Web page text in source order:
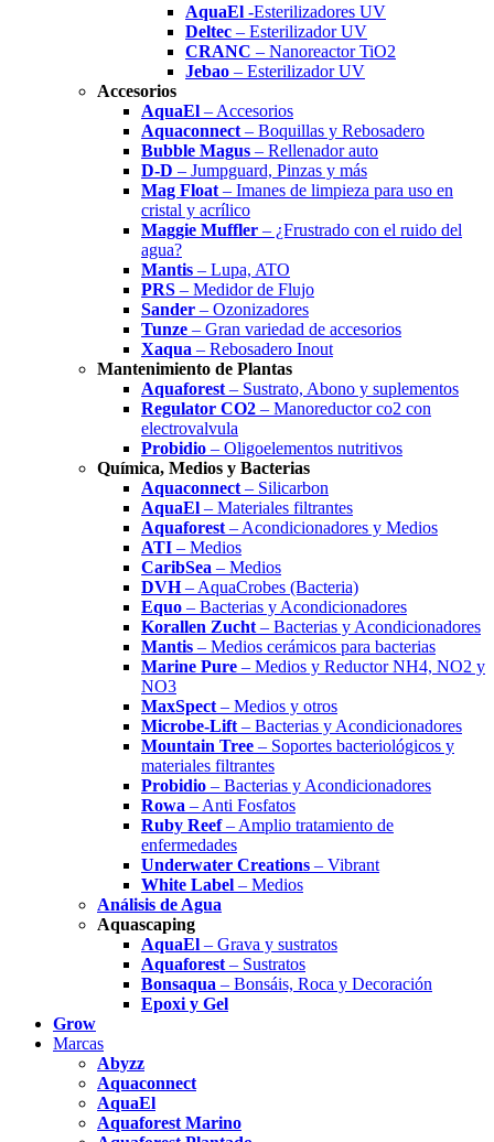
AquaEl -Esterilizadores UV
Deltec – Esterilizador UV
CRANC – Nanoreactor TiO2
Jebao – Esterilizador UV
Accesorios
AquaEl – Accesorios
Aquaconnect – Boquillas y Rebosadero
Bubble Magus – Rellenador auto
D-D – Jumpguard, Pinzas y más
Mag Float – Imanes de limpieza para uso en
cristal y acrílico
Maggie Muffler – ¿Frustrado con el ruido del
agua?
Mantis – Lupa, ATO
PRS – Medidor de Flujo
Sander – Ozonizadores
Tunze – Gran variedad de accesorios
Xaqua – Rebosadero Inout
Mantenimiento de Plantas
Aquaforest – Sustrato, Abono y suplementos
Regulator CO2 – Manoreductor co2 con
electrovalvula
Probidio – Oligoelementos nutritivos
Química, Medios y Bacterias
Aquaconnect – Silicarbon
AquaEl – Materiales filtrantes
Aquaforest – Acondicionadores y Medios
ATI – Medios
CaribSea – Medios
DVH– AquaCrobes (Bacteria)
Equo – Bacterias y Acondicionadores
Korallen Zucht – Bacterias y Acondicionadores
Mantis – Medios cerámicos para bacterias
Marine Pure – Medios y Reductor NH4, NO2 y
NO3
MaxSpect – Medios y otros
Microbe-Lift – Bacterias y Acondicionadores
Mountain Tree – Soportes bacteriológicos y
materiales filtrantes
Probidio – Bacterias y Acondicionadores
Rowa – Anti Fosfatos
Ruby Reef– Amplio tratamiento de
enfermedades
Underwater Creations – Vibrant
White Label – Medios
Análisis de Agua
Aquascaping
AquaEl – Grava y sustratos
Aquaforest – Sustratos
Bonsaqua – Bonsáis, Roca y Decoración
Epoxi y Gel
Grow
Marcas
Abyzz
Aquaconnect
AquaEl
Aquaforest Marino